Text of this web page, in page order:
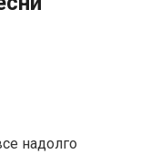
надолго